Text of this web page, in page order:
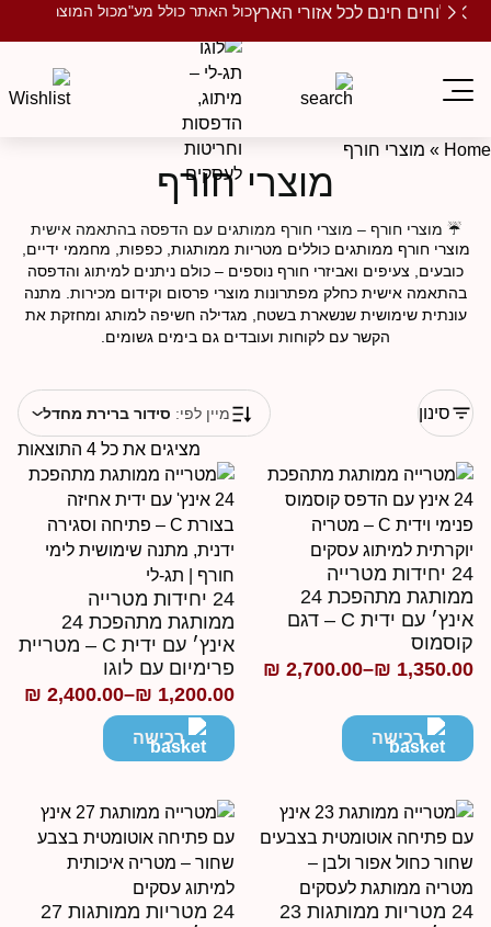
חינם לכל אזורי הארץכול האתר כולל מע"מכול המוצרים
»מוצרי חורף
מוצרי חורף
☔ מוצרי חורף – מוצרי חורף ממותגים עם הדפסה בהתאמה אישית
מוצרי חורף ממותגים כוללים מטריות ממותגות, כפפות, מחממי ידיים,
כובעים, צעיפים ואביזרי חורף נוספים – כולם ניתנים למיתוג והדפסה
בהתאמה אישית כחלק מפתרונות מוצרי פרסום וקידום מכירות. מתנה
עונתית שימושית שנשארת בשטח, מגדילה חשיפה למותג ומחזקת את
הקשר עם לקוחות ועובדים גם בימים גשומים.
מציגים את כל ⁦4⁩ התוצאות
סינון מיין לפי:סידור ברירת מחדל
24 יחידות מטרייה
ממותגת מתהפכת 24
אינץ׳ עם ידית C – דגם
₪
–
₪2,700.00
רכישה
24 יחידות מטרייה
ממותגת מתהפכת 24
אינץ׳ עם ידית C – מטריית
פרימיום עם לוגו
₪1,200.00
–
₪2,400.00
טווח
מחירים:רכישה
24 מטריות ממותגות 23
24 מטריות ממותגות 27